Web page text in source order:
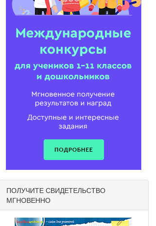
ПОЛУЧИТЕ СВИДЕТЕЛЬСТВО
МГНОВЕННО